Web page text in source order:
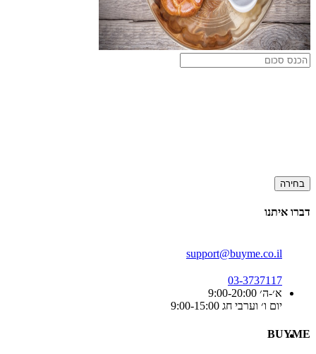
בחירה
דברו איתנו
support@buyme.co.il
03-3737117
א׳-ה׳ 9:00-20:00
יום ו׳ וערבי חג 9:00-15:00
BUYME